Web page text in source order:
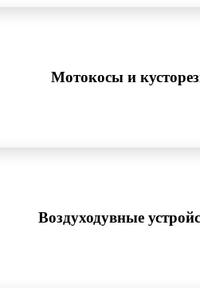
Мотокосы и
Воздуходувные